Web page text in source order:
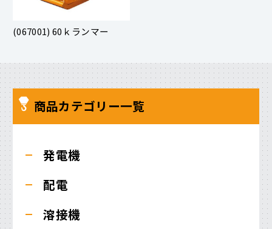
(067001) 60ｋランマー
商品カテゴリー一覧
発電機
配電
溶接機